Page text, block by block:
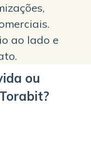
ao lado e
ou